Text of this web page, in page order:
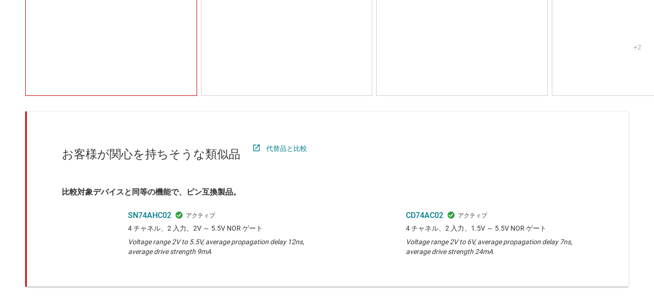
お客様が関心を持ちそうな類似品 代替品と比較
比較対象デバイスと同等の機能で、ピン互換製品。
SN74AHC02
4 チャネル、2 入力、2V ～ 5.5V NOR ゲート
Voltage range 2V to 5.5V, average propagation delay 12ns,
average drive strength 9mA
CD74AC02
4 チャネル、2 入力、1.5V ～ 5.5V NOR ゲート
Voltage range 2V to 6V, average propagation delay 7ns,
average drive strength 24mA